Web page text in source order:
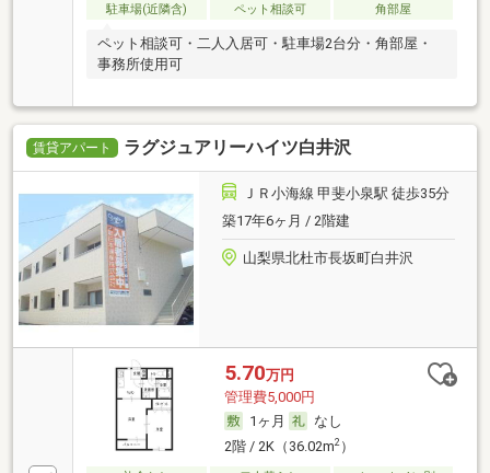
駐車場(近隣含)
ペット相談可 角部屋
ペット相談可・二人入居可・駐車場2台分・角部屋・
事務所使用可
賃貸アパート ラグジュアリーハイツ白井沢
ＪＲ小海線 甲斐小泉駅 徒歩35分
築17年6ヶ月 / 2階建
山梨県北杜市長坂町白井沢
5.70万円
管理費5,000円
1ヶ月
なし
2階 / 2K（36.02m2）